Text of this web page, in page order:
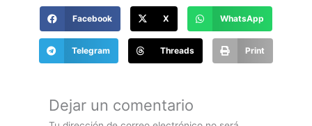
Facebook X WhatsApp
Telegram Threads Print
Dejar un comentario